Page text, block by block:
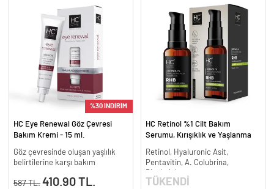
%30 İNDİRİM
HC Eye Renewal Göz Çevresi
Bakım Kremi - 15 ml.
Göz çevresinde oluşan yaşlılık
belirtilerine karşı bakım
587 TL. 410.90 TL.
HC Retinol %1 Cilt Bakım
Serumu, Kırışıklık ve Yaşlanma
Retinol, Hyaluronic Asit,
Pentavitin, A. Colubrina,
Bisabolol
TÜKENDİ